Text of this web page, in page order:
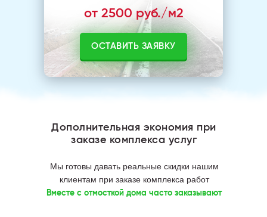
от 2500 руб./м2
ОСТАВИТЬ ЗАЯВКУ
Дополнительная экономия при
заказе комплекса услуг
Мы готовы давать реальные скидки нашим
клиентам при заказе комплекса работ
Вместе с отмосткой дома часто заказывают